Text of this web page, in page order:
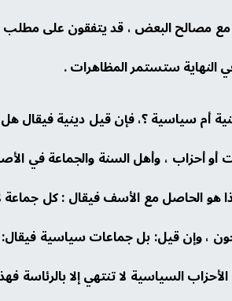
مصالح البعض ، قد يتفقون على
ستستمر المظاهرات .
أم سياسية ؟، فإن قيل دينية فيقال
أو أحزاب ، وأهل السنة والجماعة في
هو الحاصل مع الأسف فيقال : كل جماعة
، وإن قيل: بل جماعات سياسية
السياسية لا تنتهي إلا بالرئاسة